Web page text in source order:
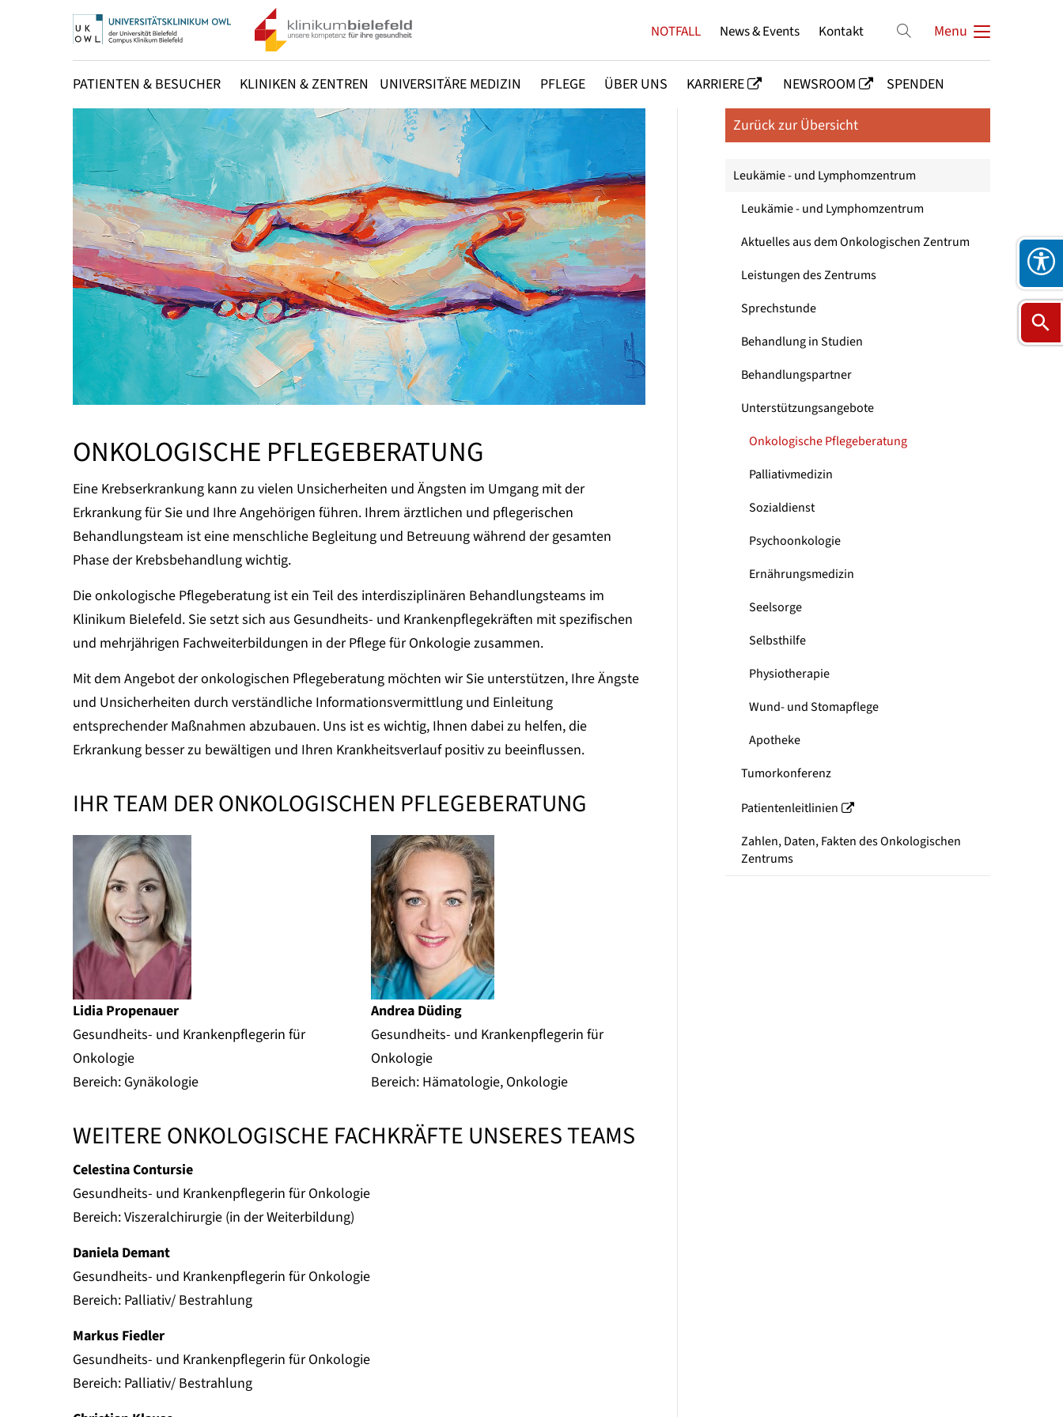
Menu
PATIENTEN & BESUCHER KLINIKEN & ZENTREN UNIVERSITÄRE MEDIZIN PFLEGE ÜBER UNS KARRIERE NEWSROOM SPENDEN
NOTFALL News & Events Kontakt
ONKOLOGISCHE PFLEGEBERATUNG
Eine Krebserkrankung kann zu vielen Unsicherheiten und Ängsten im Umgang mit der
Erkrankung für Sie und Ihre Angehörigen führen. Ihrem ärztlichen und pflegerischen
Behandlungsteam ist eine menschliche Begleitung und Betreuung während der gesamten
Phase der Krebsbehandlung wichtig.
Die onkologische Pflegeberatung ist ein Teil des interdisziplinären Behandlungsteams im
Klinikum Bielefeld. Sie setzt sich aus Gesundheits- und Krankenpflegekräften mit spezifischen
und mehrjährigen Fachweiterbildungen in der Pflege für Onkologie zusammen.
Mit dem Angebot der onkologischen Pflegeberatung möchten wir Sie unterstützen, Ihre Ängste
und Unsicherheiten durch verständliche Informationsvermittlung und Einleitung
entsprechender Maßnahmen abzubauen. Uns ist es wichtig, Ihnen dabei zu helfen, die
Erkrankung besser zu bewältigen und Ihren Krankheitsverlauf positiv zu beeinflussen.
IHR TEAM DER ONKOLOGISCHEN PFLEGEBERATUNG
Lidia Propenauer
Gesundheits- und Krankenpflegerin für
Onkologie
Bereich: Gynäkologie
Andrea Düding
Gesundheits- und Krankenpflegerin für
Onkologie
Bereich: Hämatologie, Onkologie
WEITERE ONKOLOGISCHE FACHKRÄFTE UNSERES TEAMS
Celestina Contursie
Gesundheits- und Krankenpflegerin für Onkologie
Bereich: Viszeralchirurgie (in der Weiterbildung)
Daniela Demant
Gesundheits- und Krankenpflegerin für Onkologie
Bereich: Palliativ/ Bestrahlung
Markus Fiedler
Gesundheits- und Krankenpflegerin für Onkologie
Bereich: Palliativ/ Bestrahlung
Zurück zur Übersicht
Leukämie - und Lymphomzentrum
Leukämie - und Lymphomzentrum
Aktuelles aus dem Onkologischen Zentrum
Leistungen des Zentrums
Sprechstunde
Behandlung in Studien
Behandlungspartner
Unterstützungsangebote
Onkologische Pflegeberatung
Palliativmedizin
Sozialdienst
Psychoonkologie
Ernährungsmedizin
Seelsorge
Selbsthilfe
Physiotherapie
Wund- und Stomapflege
Apotheke
Tumorkonferenz
Patientenleitlinien
Zahlen, Daten, Fakten des Onkologischen
Zentrums